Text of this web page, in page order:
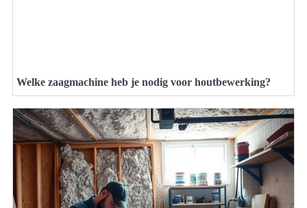
Welke zaagmachine heb je nodig voor houtbewerking?